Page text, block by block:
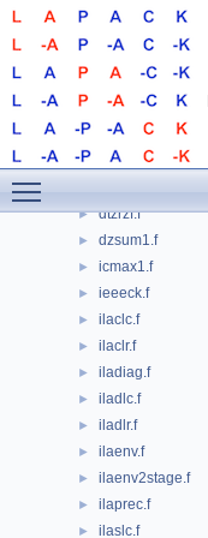
► dtrsyl3.f
► dtrti2.f
► dtrtri.f
► dtrtrs.f
► dtrttf.f
► dtzrzf.f
► dzsum1.f
► icmax1.f
► ieeeck.f
► ilaclc.f
► ilaclr.f
► iladiag.f
► iladlc.f
► iladlr.f
► ilaenv.f
► ilaenv2stage.f
► ilaprec.f
► ilaslc.f